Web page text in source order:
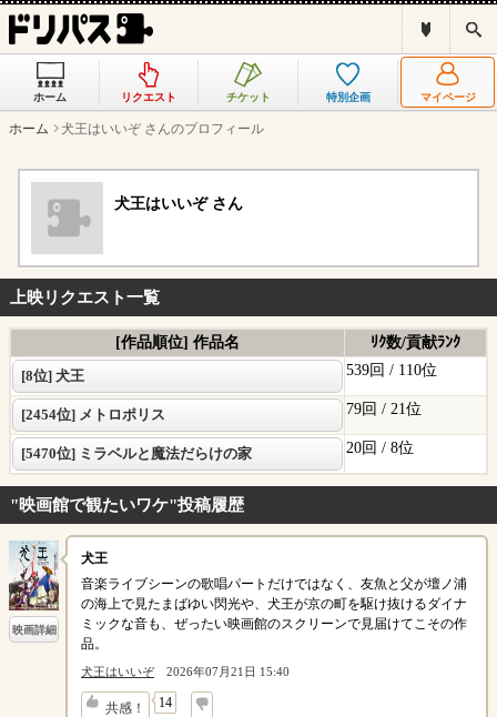
リ
ス
と
索
ホーム リクエスト チケット 特別企画 マイページ
ホーム 犬王はいいぞ さんのプロフィール
犬王はいいぞ さん
上映リクエスト一覧
[作品順位] 作品名
ﾘｸ数/貢献ﾗﾝｸ
[8位] 犬王
539回 / 110位
[2454位] メトロポリス 79回 / 21位
[5470位] ミラベルと魔法だらけの家 20回 / 8位
"映画館で観たいワケ"投稿履歴
映画詳細
犬王
音楽ライブシーンの歌唱パートだけではなく、友魚と父が壇ノ浦
の海上で見たまばゆい閃光や、犬王が京の町を駆け抜けるダイナ
ミックな音も、ぜったい映画館のスクリーンで見届けてこその作
品。
犬王はいいぞ 2026年07月21日 15:40
共感！ 14
↓